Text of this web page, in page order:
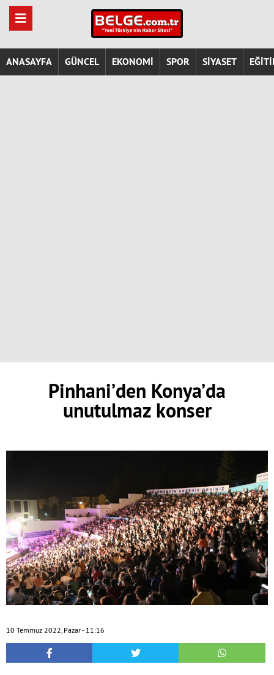
ANASAYFA GÜNCEL EKONOMİ SPOR SİYASET
Pinhani’den Konya’da
unutulmaz konser
10 Temmuz 2022, Pazar - 11:16